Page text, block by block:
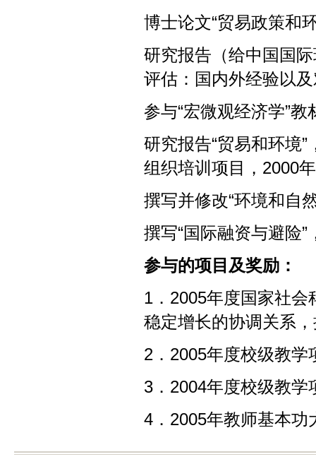
博士论文“贸易政策和
研究报告（给中国国
评估：国内外经验以
参与“宏微观经济学”
研究报告“贸易和环境
组织培训项目，2000
撰写并修改“环境和自
撰写“国际融资与避险
参与的项目及奖励：
1．2005年度国家社
稳定增长的协调关系
2．2005年度校级教学
3．2004年度校级教学
4．2005年教师基本功